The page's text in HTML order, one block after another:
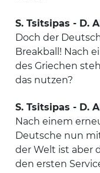
S. Tsitsipas - D.
Doch der
Breakball! Nach
des Griechen
das nutzen?
S. Tsitsipas - D.
Nach einem
Deutsche nun
der Welt ist aber
den ersten